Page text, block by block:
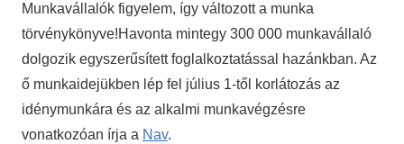
Munkavállalók figyelem, így változott a munka
törvénykönyve!Havonta mintegy 300 000 munkavállaló
dolgozik egyszerűsített foglalkoztatással hazánkban. Az
ő munkaidejükben lép fel július 1-től korlátozás az
idénymunkára és az alkalmi munkavégzésre
vonatkozóan írja a Nav.